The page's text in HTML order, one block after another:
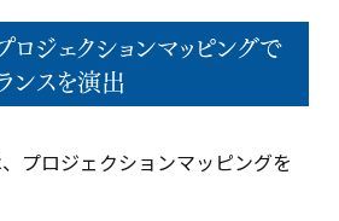
ロジェクションマッピングで
ンスを演出
プロジェクションマッピングを